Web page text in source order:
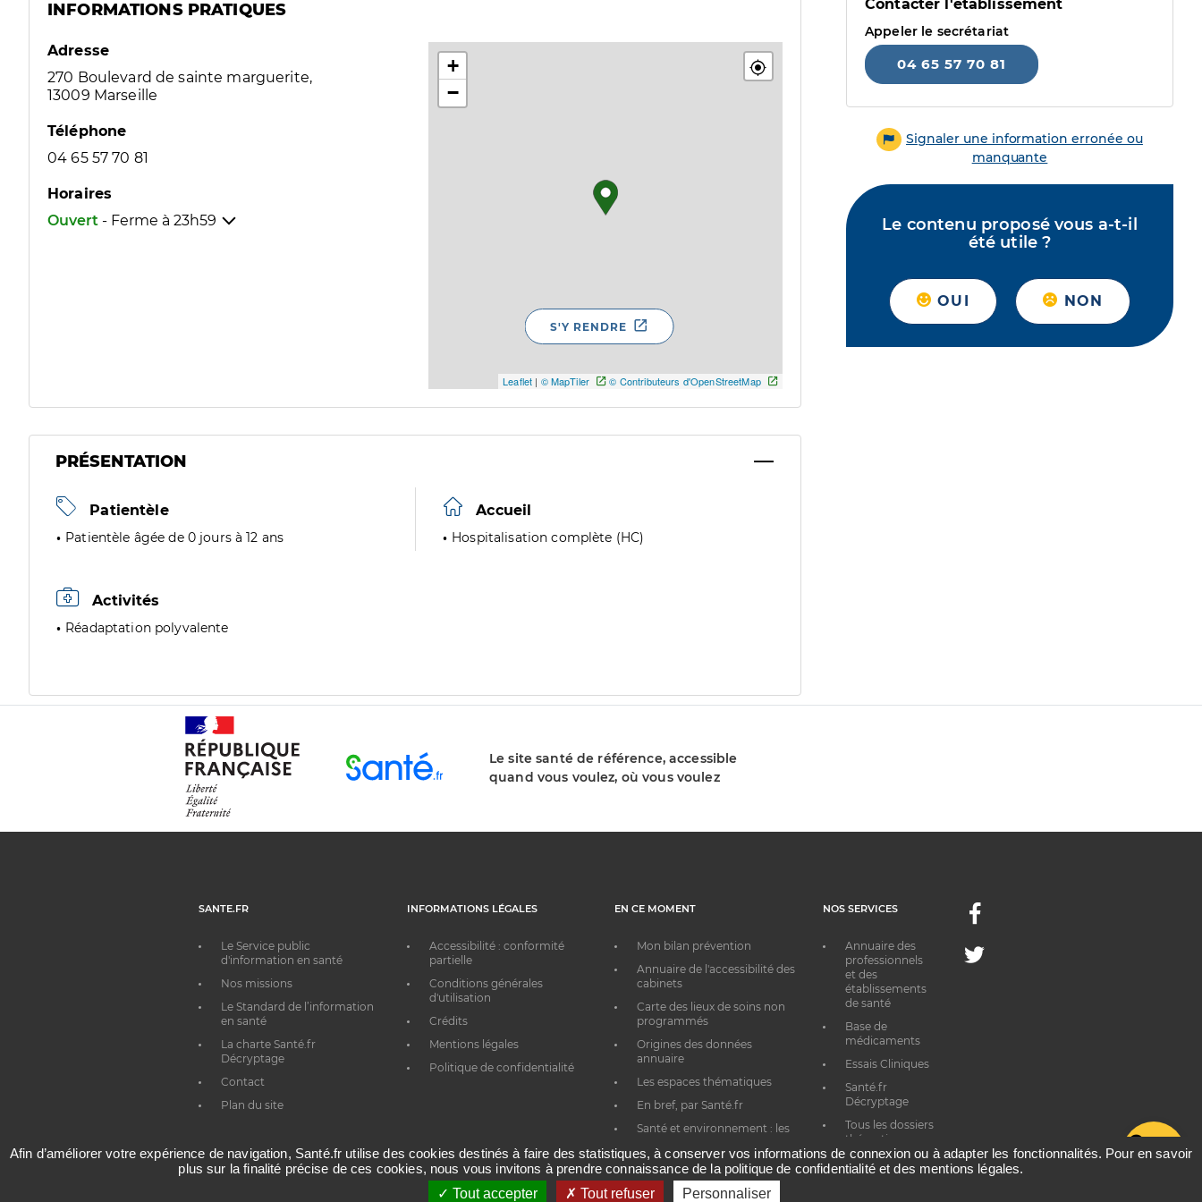
INFORMATIONS PRATIQUES
Adresse
270 Boulevard de sainte marguerite,
13009 Marseille
Téléphone
04 65 57 70 81
Horaires
Ouvert - Ferme à 23h59
+
−
Leaflet | © MapTiler © Contributeurs d'OpenStreetMap
S'Y RENDRE
PRÉSENTATION
Patientèle
Patientèle âgée de 0 jours à 12 ans
Accueil
Hospitalisation complète (HC)
Activités
Réadaptation polyvalente
Contacter l'établissement
Appeler le secrétariat
04 65 57 70 81
Signaler une information erronée ou
manquante
Le contenu proposé vous a-t-il
été utile ?
OUI NON
Le site santé de référence, accessible
quand vous voulez, où vous voulez
SANTE.FR
Le Service public
d'information en santé
Nos missions
Le Standard de l’information
en santé
La charte Santé.fr
Décryptage
Contact
Plan du site
INFORMATIONS LÉGALES
Accessibilité : conformité
partielle
Conditions générales
d'utilisation
Crédits
Mentions légales
Politique de confidentialité
EN CE MOMENT
Mon bilan prévention
Annuaire de l'accessibilité des
cabinets
Carte des lieux de soins non
programmés
Origines des données
annuaire
Les espaces thématiques
En bref, par Santé.fr
Santé et environnement : les
NOS SERVICES
Annuaire des
professionnels
et des
établissements
de santé
Base de
médicaments
Essais Cliniques
Santé.fr
Décryptage
Tous les dossiers
thématiques
Facebook
Twitter
Afin d’améliorer votre expérience de navigation, Santé.fr utilise des cookies destinés à faire des statistiques, à conserver vos informations de connexion ou à adapter les fonctionnalités. Pour en savoir
plus sur la finalité précise de ces cookies, nous vous invitons à prendre connaissance de la politique de confidentialité et des mentions légales.
Tout accepter
Tout refuser Personnaliser